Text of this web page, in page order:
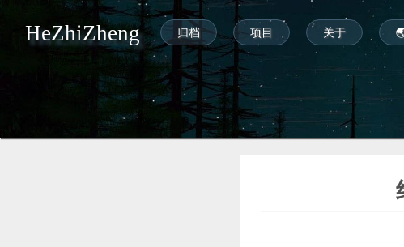
HeZhiZheng 归档 项目 关于